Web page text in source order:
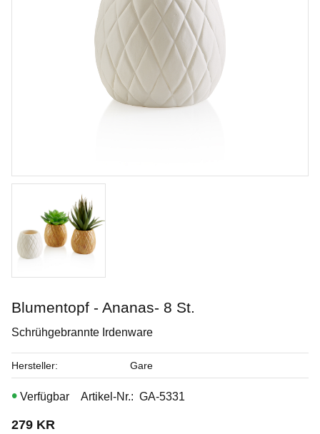
Chun Plum
Art. nr: PC-55
Blumentopf - Ananas- 8 St.
Schrühgebrannte Irdenware
279 KR
Artikel-Nr. GA-5331
Hersteller Gare